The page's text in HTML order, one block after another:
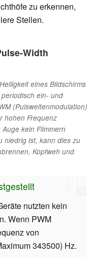
zu erkennen,
Stellen.
Width
eines Bildschirms
ein- und
(Pulsweitenmodulation)
hohen Frequenz
kein Flimmern
niedrig ist, kann dies zu
Kopfweh und
nutzten kein
Wenn PWM
von
343500) Hz.